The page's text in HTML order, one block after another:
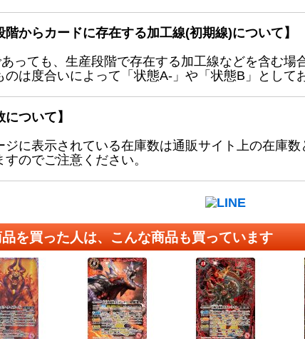
階からカードに存在する加工線(初期線)について】
っても、生産段階で存在する加工線などを含む場
のは度合いによって「状態A-」や「状態B」として
について】
ジに表示されている在庫数は通販サイト上の在庫
すのでご注意ください。
を買った人は、こんな商品も買っています